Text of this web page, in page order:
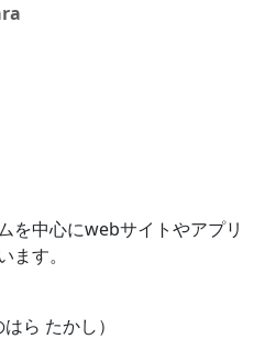
を中心にwebサイトやアプリ
す。
はら たかし）